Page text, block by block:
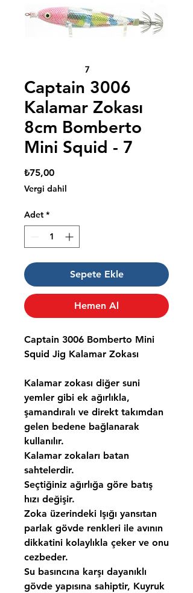
Captain 3006
Kalamar Zokası
8cm Bomberto
Mini Squid - 7
₺75,00Fiyat
Vergi dahil
Adet *
Sepete Ekle
Hemen Al
Captain 3006 Bomberto Mini
Squid Jig Kalamar Zokası
Kalamar zokası diğer suni
yemler gibi ek ağırlıkla,
şamandıralı ve direkt takımdan
gelen bedene bağlanarak
kullanılır.
Kalamar zokaları batan
sahtelerdir.
Seçtiğiniz ağırlığa göre batış
hızı değişir.
Zoka üzerindeki Işığı yansıtan
parlak gövde renkleri ile avının
dikkatini kolaylıkla çeker ve onu
cezbeder.
Su basıncına karşı dayanıklı
gövde yapısına sahiptir, Kuyruk